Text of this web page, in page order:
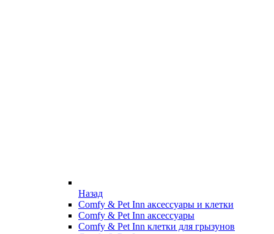
Назад
Comfy & Pet Inn аксессуары и клетки
Comfy & Pet Inn аксессуары
Comfy & Pet Inn клетки для грызунов